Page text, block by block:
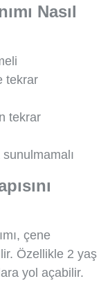
Nasıl
tekrar
tekrar
çene
Özellikle 2 yaş
yol açabilir.